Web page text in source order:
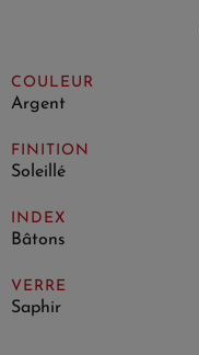
COULEUR
Argent
FINITION
Soleillé
INDEX
Bâtons
VERRE
Saphir